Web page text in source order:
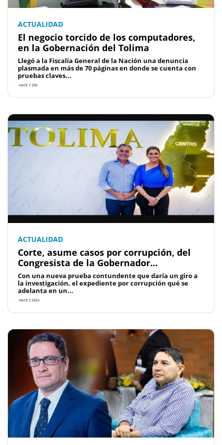
ACTUALIDAD
El negocio torcido de los computadores,
en la Gobernación del Tolima
Llegó a la Fiscalía General de la Nación una denuncia
plasmada en más de 70 páginas en donde se cuenta con
pruebas claves...
HACE 1 DÍA
ACTUALIDAD
Corte, asume casos por corrupción, del
Congresista de la Gobernador...
Con una nueva prueba contundente que daría un giro a
la investigación, el expediente por corrupción qué se
adelanta en un...
HACE 2 DÍAS